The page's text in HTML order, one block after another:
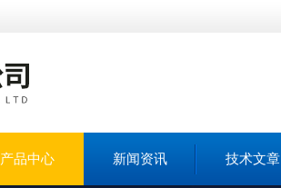
产品中心 新闻资讯 技术文章